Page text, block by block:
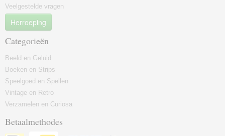
Veelgestelde vragen
Herroeping
Categorieën
Beeld en Geluid
Boeken en Strips
Speelgoed en Spellen
Vintage en Retro
Verzamelen en Curiosa
Betaalmethodes